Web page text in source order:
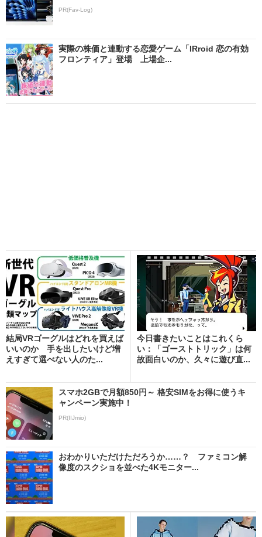
PR(Fav-Log)
実際の株価と連動する恋愛ゲーム「IRroid 恋の有効
フロンティア」登場 上場企...
結局VRゴーグルはどれを買えば
いいのか 手を出したいけど増
えすぎて選べない人のた...
今日書きたいことはこれくら
い：「ゴーストトリック」は何
故面白いのか、久々に遊び直...
スマホ2GBで月額850円～ 格安SIMをお得に使うキ
ャンペーン実施中！
PR(IIJmio)
おわかりいただけただろうか……？ ファミコン解
像度のスクショを並べた4Kモニター...